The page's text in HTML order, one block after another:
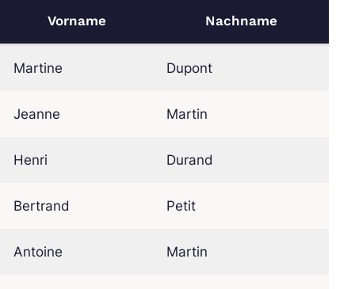
Vorname Nachname
Martine Dupont
Jeanne Martin
Henri Durand
Bertrand Petit
Antoine Martin